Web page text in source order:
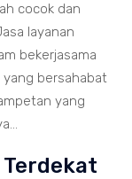
cocok dan
layanan
bekerjasama
yang bersahabat
yang